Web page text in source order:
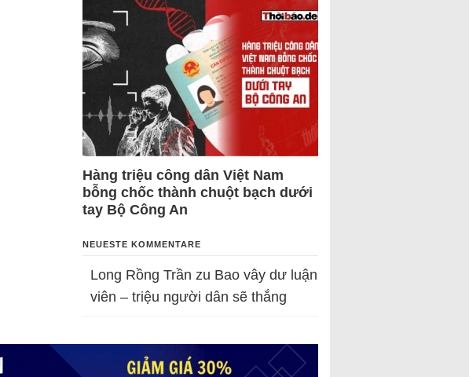
Hàng triệu công dân Việt Nam
bỗng chốc thành chuột bạch dưới
tay Bộ Công An
NEUESTE KOMMENTARE
Long Rồng Trần zu Bao vây dư luận
viên – triệu người dân sẽ thắng